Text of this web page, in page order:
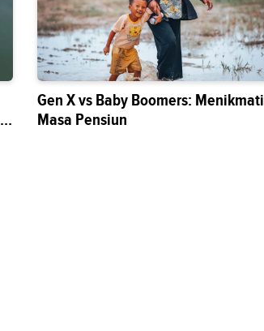
Gen X vs Baby Boomers: Menikmati
Masa Pensiun